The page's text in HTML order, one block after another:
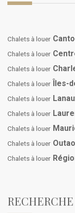
Chalets à louer
Chalets à louer
Chalets à louer
Chalets à louer Îles-
Chalets à louer
Chalets à louer
Chalets à louer
Chalets à louer
Chalets à louer